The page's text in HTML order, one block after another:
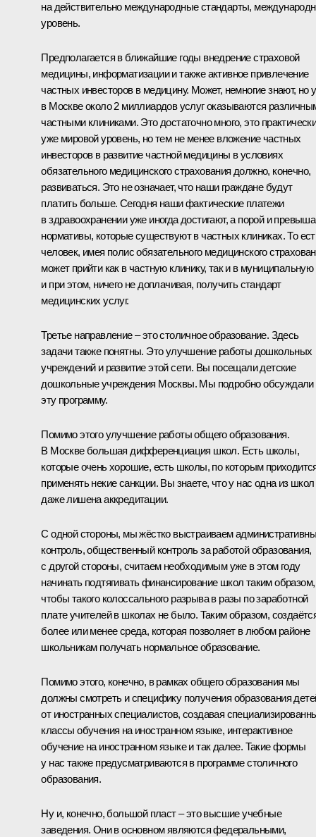
на действительно международные стандарты,
уровень.
Предполагается в ближайшие годы внедрение страховой
медицины, информатизации и также активное привлечение
частных инвесторов в медицину. Может, немногие знают, но
в Москве около 2 миллиардов услуг оказываются
частными клиниками. Это достаточно много, это
уже мировой уровень, но тем не менее вложение частных
инвесторов в развитие частной медицины в условиях
обязательного медицинского страхования должно, конечно,
развиваться. Это не означает, что наши граждане будут
платить больше. Сегодня наши фактические платежи
в здравоохранении уже иногда достигают, а порой и
нормативы, которые существуют в частных клиниках. То
человек, имея полис обязательного медицинского
может прийти как в частную клинику, так и в муниципальную
и при этом, ничего не доплачивая, получить стандарт
медицинских услуг.
Третье направление – это столичное образование. Здесь
задачи также понятны. Это улучшение работы дошкольных
учреждений и развитие этой сети. Вы посещали детские
дошкольные учреждения Москвы. Мы подробно обсуждали
эту программу.
Помимо этого улучшение работы общего образования.
В Москве большая дифференциация школ. Есть школы,
которые очень хорошие, есть школы, по которым
применять некие санкции. Вы знаете, что у нас одна из школ
даже лишена аккредитации.
С одной стороны, мы жёстко выстраиваем
контроль, общественный контроль за работой образования,
с другой стороны, считаем необходимым уже в этом году
начинать подтягивать финансирование школ таким образом,
чтобы такого колоссального разрыва в разы по заработной
плате учителей в школах не было. Таким образом,
более или менее среда, которая позволяет в любом районе
школьникам получать нормальное образование.
Помимо этого, конечно, в рамках общего образования мы
должны смотреть и специфику получения образования
от иностранных специалистов, создавая
классы обучения на иностранном языке, интерактивное
обучение на иностранном языке и так далее. Такие формы
у нас также предусматриваются в программе столичного
образования.
Ну и, конечно, большой пласт – это высшие учебные
заведения. Они в основном являются федеральными,